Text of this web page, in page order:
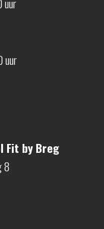
uur
Fit by Breg
8